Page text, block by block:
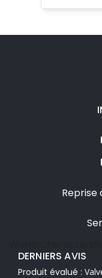
Reprise
DERNIERS AVIS
Produit évalué :